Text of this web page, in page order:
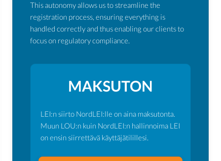
This autonomy allows us to streamline the
registration process, ensuring everything is
handled correctly and thus enabling our clients to
focus on regulatory compliance.
MAKSUTON
LEI:n siirto NordLEI:lle on aina maksutonta.
Muun LOU:n kuin NordLEI:n hallinnoima LEI
on ensin siirrettävä käyttäjätilillesi.